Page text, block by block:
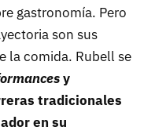
gastronomía. Pero
son sus
la comida. Rubell se
y
tradicionales
en su